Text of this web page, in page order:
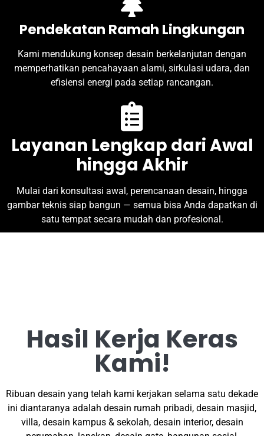
Pendekatan Ramah Lingkungan
Kami mendukung konsep desain berkelanjutan dengan
memperhatikan pencahayaan alami, sirkulasi udara, dan
efisiensi energi pada setiap rancangan.
Layanan Lengkap dari Awal
hingga Akhir
Mulai dari konsultasi awal, perencanaan desain, hingga
gambar teknis siap bangun — semua bisa Anda dapatkan di
satu tempat secara mudah dan profesional.
Hasil Kerja Keras
Kami!
Ribuan desain yang telah kami kerjakan selama satu dekade
ini diantaranya adalah desain rumah pribadi, desain masjid,
villa, desain kampus & sekolah, desain interior, desain